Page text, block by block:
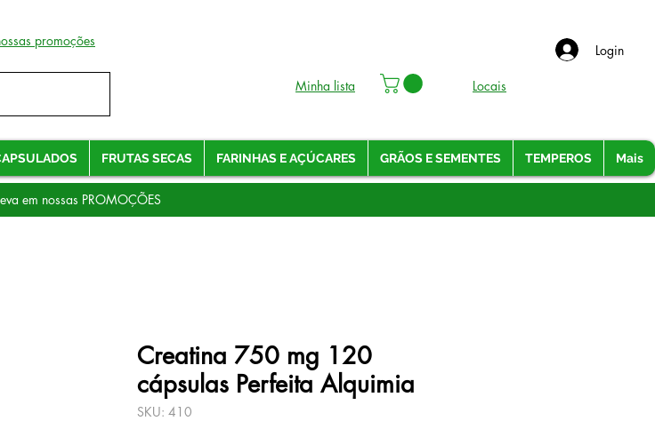
promoções
Login
Minha lista Locais
FRUTAS SECAS FARINHAS E AÇÚCARES GRÃOS E SEMENTES TEMPEROS Mais
em nossas PROMOÇÕES
Creatina 750 mg 120
cápsulas Perfeita Alquimia
SKU: 410